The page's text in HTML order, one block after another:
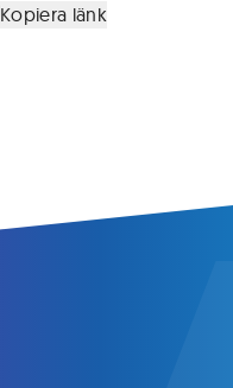
Kopiera länk